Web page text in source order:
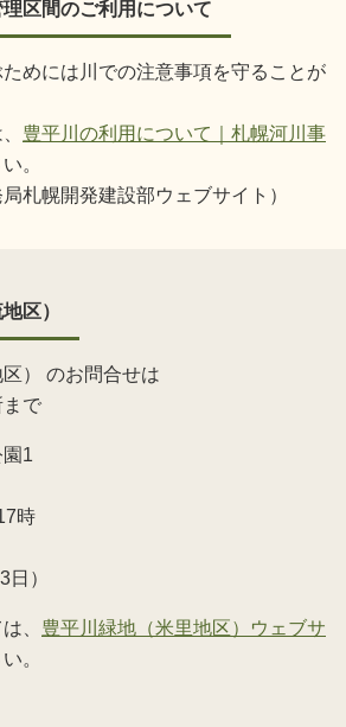
区間のご利用について
めには川での注意事項を守ることが
豊平川の利用について｜札幌河川事
。
札幌開発建設部ウェブサイト）
区）
） のお問合せは
で
1
時
日）
、 豊平川緑地（米里地区）ウェブサ
。